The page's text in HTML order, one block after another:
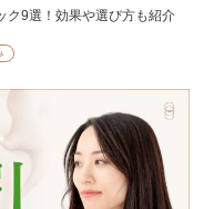
ク9選！効果や選び方も紹介